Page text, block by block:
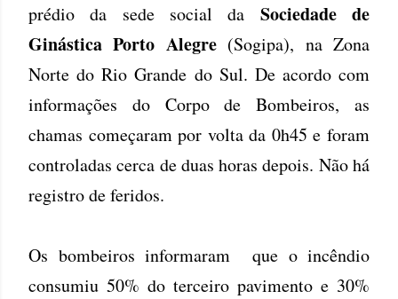
prédio da sede social da Sociedade de
Ginástica Porto Alegre (Sogipa), na Zona
Norte do Rio Grande do Sul. De acordo com
informações do Corpo de Bombeiros, as
chamas começaram por volta da 0h45 e foram
controladas cerca de duas horas depois. Não há
registro de feridos.
Os bombeiros informaram que o incêndio
consumiu 50% do terceiro pavimento e 30%